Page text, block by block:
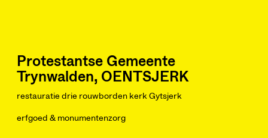
Protestantse Gemeente
Trynwalden, OENTSJERK
restauratie drie rouwborden kerk Gytsjerk
erfgoed & monumentenzorg